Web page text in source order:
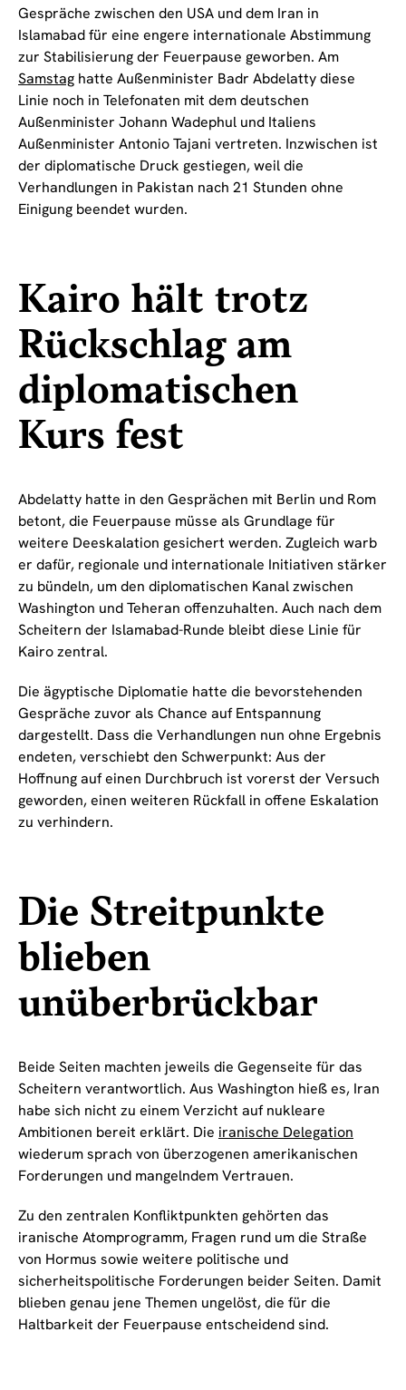
Gespräche zwischen den USA und dem Iran in
Islamabad für eine engere internationale Abstimmung
zur Stabilisierung der Feuerpause geworben. Am
Samstag hatte Außenminister Badr Abdelatty diese
Linie noch in Telefonaten mit dem deutschen
Außenminister Johann Wadephul und Italiens
Außenminister Antonio Tajani vertreten. Inzwischen ist
der diplomatische Druck gestiegen, weil die
Verhandlungen in Pakistan nach 21 Stunden ohne
Einigung beendet wurden.
Kairo hält trotz
Rückschlag am
diplomatischen
Kurs fest
Abdelatty hatte in den Gesprächen mit Berlin und Rom
betont, die Feuerpause müsse als Grundlage für
weitere Deeskalation gesichert werden. Zugleich warb
er dafür, regionale und internationale Initiativen stärker
zu bündeln, um den diplomatischen Kanal zwischen
Washington und Teheran offenzuhalten. Auch nach dem
Scheitern der Islamabad-Runde bleibt diese Linie für
Kairo zentral.
Die ägyptische Diplomatie hatte die bevorstehenden
Gespräche zuvor als Chance auf Entspannung
dargestellt. Dass die Verhandlungen nun ohne Ergebnis
endeten, verschiebt den Schwerpunkt: Aus der
Hoffnung auf einen Durchbruch ist vorerst der Versuch
geworden, einen weiteren Rückfall in offene Eskalation
zu verhindern.
Die Streitpunkte
blieben
unüberbrückbar
Beide Seiten machten jeweils die Gegenseite für das
Scheitern verantwortlich. Aus Washington hieß es, Iran
habe sich nicht zu einem Verzicht auf nukleare
Ambitionen bereit erklärt. Die iranische Delegation
wiederum sprach von überzogenen amerikanischen
Forderungen und mangelndem Vertrauen.
Zu den zentralen Konfliktpunkten gehörten das
iranische Atomprogramm, Fragen rund um die Straße
von Hormus sowie weitere politische und
sicherheitspolitische Forderungen beider Seiten. Damit
blieben genau jene Themen ungelöst, die für die
Haltbarkeit der Feuerpause entscheidend sind.